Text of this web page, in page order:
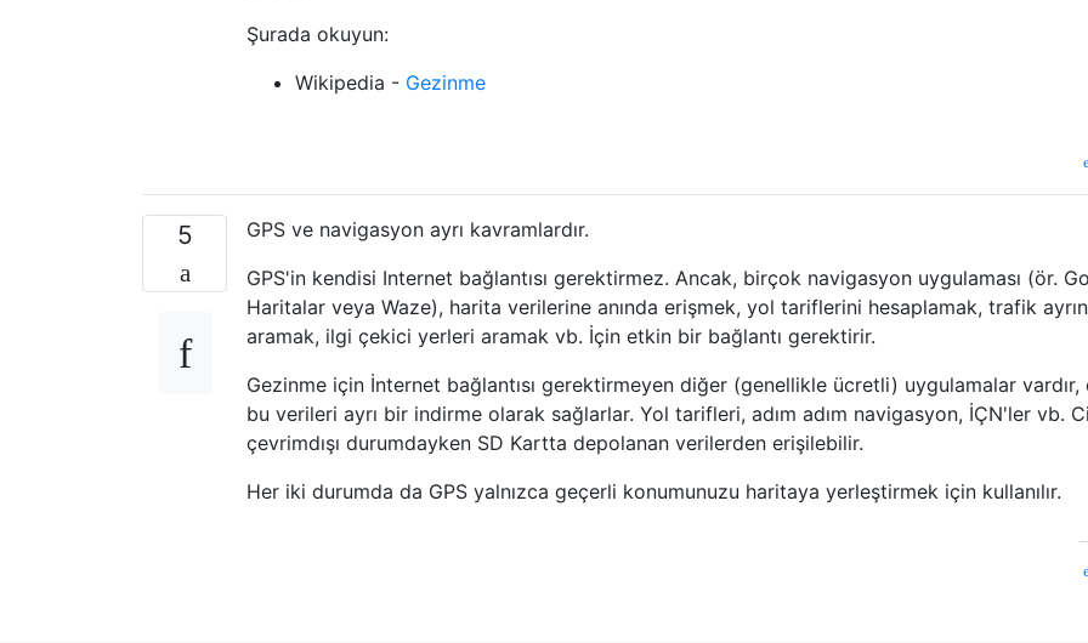
Şurada okuyun:
Wikipedia - Gezinme
5
GPS ve navigasyon ayrı kavramlardır.
GPS'in kendisi Internet bağlantısı gerektirmez. Ancak, birçok navigasyon uygulaması (ör.
Haritalar veya Waze), harita verilerine anında erişmek, yol tariflerini hesaplamak, trafik
aramak, ilgi çekici yerleri aramak vb. İçin etkin bir bağlantı gerektirir.
Gezinme için İnternet bağlantısı gerektirmeyen diğer (genellikle ücretli) uygulamalar vardır,
bu verileri ayrı bir indirme olarak sağlarlar. Yol tarifleri, adım adım navigasyon, İÇN'ler vb.
çevrimdışı durumdayken SD Kartta depolanan verilerden erişilebilir.
Her iki durumda da GPS yalnızca geçerli konumunuzu haritaya yerleştirmek için kullanılır.